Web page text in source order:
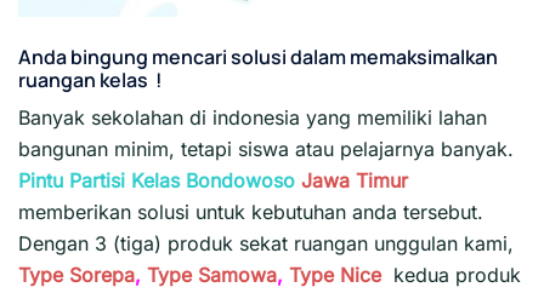
Anda bingung mencari solusi dalam memaksimalkan
ruangan kelas !
Banyak sekolahan di indonesia yang memiliki lahan
bangunan minim, tetapi siswa atau pelajarnya banyak.
Pintu Partisi Kelas Bondowoso Jawa Timur
memberikan solusi untuk kebutuhan anda tersebut.
Dengan 3 (tiga) produk sekat ruangan unggulan kami,
Type Sorepa, Type Samowa, Type Nice kedua produk